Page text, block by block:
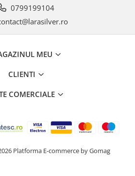
0799199104
MEU
CLIENTI
COMERCIALE
Platforma E-commerce by Gomag